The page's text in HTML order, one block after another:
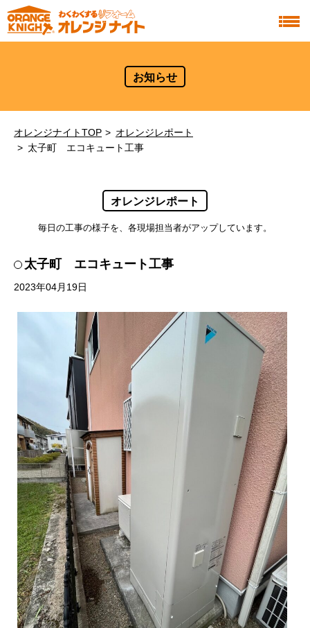
お知らせ
オレンジナイトTOP
オレンジレポート
太子町 エコキュート工事
オレンジレポート
毎日の工事の様子を、各現場担当者がアップしています。
太子町 エコキュート工事
2023年04月19日